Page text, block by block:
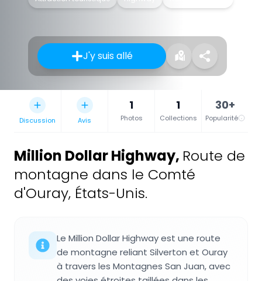
J'y suis allé
Discussion Avis
1
Photos
1
Collections
30+
Popularité
Million Dollar Highway, Route de
montagne dans le Comté
d'Ouray, États-Unis.
Le Million Dollar Highway est une route
de montagne reliant Silverton et Ouray
à travers les Montagnes San Juan, avec